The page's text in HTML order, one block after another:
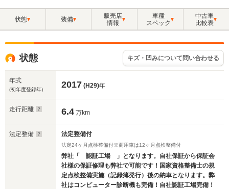
状態 装備
販売店
情報
車種
スペック
中古車
比較表
状態 キズ・凹みについて問い合わせる
年式
(初年度登録年) 2017 (H29)年
走行距離 6.4 万km
法定整備 法定整備付
法定24ヶ月点検整備付※商用車は12ヶ月点検整備付
弊社「 認証工場 」となります。自社保証から保証会
社様の保証修理も弊社で可能です！国家資格整備士の規
定点検整備実施（記録簿発行）後の納車となります。弊
社はコンピューター診断機も完備！自社認証工場完備！